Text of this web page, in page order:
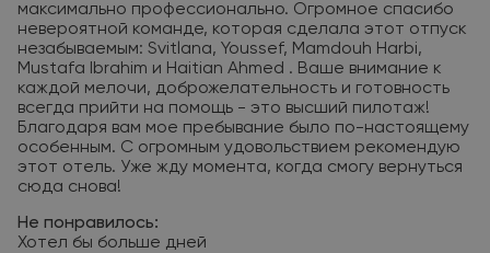
максимально профессионально. Огромное спасибо
невероятной команде, которая сделала этот отпуск
незабываемым: Svitlana, Youssef, Mamdouh Harbi,
Mustafa Ibrahim и Haitian Ahmed . Ваше внимание к
каждой мелочи, доброжелательность и готовность
всегда прийти на помощь - это высший пилотаж!
Благодаря вам мое пребывание было по-настоящему
особенным. С огромным удовольствием рекомендую
этот отель. Уже жду момента, когда смогу вернуться
сюда снова!
Не понравилось:
Хотел бы больше дней